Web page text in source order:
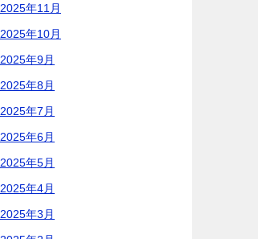
2025年11月
2025年10月
2025年9月
2025年8月
2025年7月
2025年6月
2025年5月
2025年4月
2025年3月